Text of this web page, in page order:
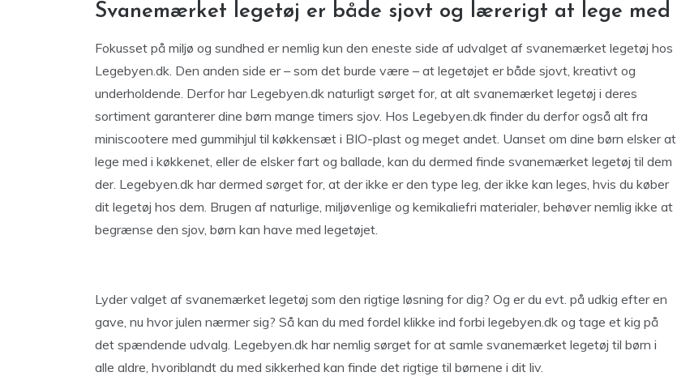
Svanemærket legetøj er både sjovt og lærerigt at lege med
Fokusset på miljø og sundhed er nemlig kun den eneste side af udvalget af svanemærket legetøj hos
Legebyen.dk. Den anden side er – som det burde være – at legetøjet er både sjovt, kreativt og
underholdende. Derfor har Legebyen.dk naturligt sørget for, at alt svanemærket legetøj i deres
sortiment garanterer dine børn mange timers sjov. Hos Legebyen.dk finder du derfor også alt fra
miniscootere med gummihjul til køkkensæt i BIO-plast og meget andet. Uanset om dine børn elsker at
lege med i køkkenet, eller de elsker fart og ballade, kan du dermed finde svanemærket legetøj til dem
der. Legebyen.dk har dermed sørget for, at der ikke er den type leg, der ikke kan leges, hvis du køber
dit legetøj hos dem. Brugen af naturlige, miljøvenlige og kemikaliefri materialer, behøver nemlig ikke at
begrænse den sjov, børn kan have med legetøjet.
Lyder valget af svanemærket legetøj som den rigtige løsning for dig? Og er du evt. på udkig efter en
gave, nu hvor julen nærmer sig? Så kan du med fordel klikke ind forbi legebyen.dk og tage et kig på
det spændende udvalg. Legebyen.dk har nemlig sørget for at samle svanemærket legetøj til børn i
alle aldre, hvoriblandt du med sikkerhed kan finde det rigtige til børnene i dit liv.